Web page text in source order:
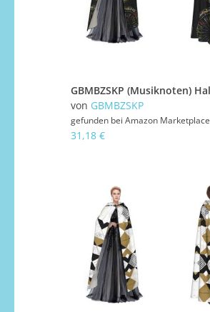
von GBMBZSKP
gefunden bei Amazon Marketplace
31,18 €